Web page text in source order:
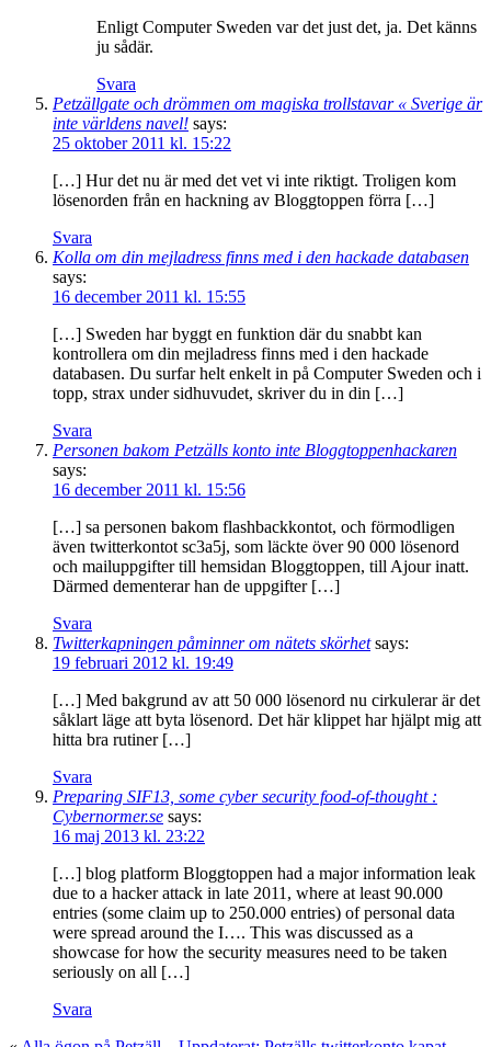
Enligt Computer Sweden var det just det, ja. Det känns
ju sådär.
Svara
Petzällgate och drömmen om magiska trollstavar « Sverige är
inte världens navel! says:
25 oktober 2011 kl. 15:22
[…] Hur det nu är med det vet vi inte riktigt. Troligen kom
lösenorden från en hackning av Bloggtoppen förra […]
Svara
Kolla om din mejladress finns med i den hackade databasen
says:
16 december 2011 kl. 15:55
[…] Sweden har byggt en funktion där du snabbt kan
kontrollera om din mejladress finns med i den hackade
databasen. Du surfar helt enkelt in på Computer Sweden och i
topp, strax under sidhuvudet, skriver du in din […]
Svara
Personen bakom Petzälls konto inte Bloggtoppenhackaren
says:
16 december 2011 kl. 15:56
[…] sa personen bakom flashbackkontot, och förmodligen
även twitterkontot sc3a5j, som läckte över 90 000 lösenord
och mailuppgifter till hemsidan Bloggtoppen, till Ajour inatt.
Därmed dementerar han de uppgifter […]
Svara
Twitterkapningen påminner om nätets skörhet says:
19 februari 2012 kl. 19:49
[…] Med bakgrund av att 50 000 lösenord nu cirkulerar är det
såklart läge att byta lösenord. Det här klippet har hjälpt mig att
hitta bra rutiner […]
Svara
Preparing SIF13, some cyber security food-of-thought :
Cybernormer.se says:
16 maj 2013 kl. 23:22
[…] blog platform Bloggtoppen had a major information leak
due to a hacker attack in late 2011, where at least 90.000
entries (some claim up to 250.000 entries) of personal data
were spread around the I…. This was discussed as a
showcase for how the security measures need to be taken
seriously on all […]
Svara